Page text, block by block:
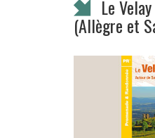
Le
(Allègre et